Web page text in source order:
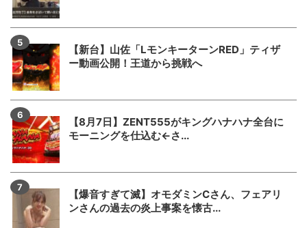
【新台】山佐「LモンキーターンRED」ティザ
ー動画公開！王道から挑戦へ
【8月7日】ZENT555がキングハナハナ全台に
モーニングを仕込む←さ...
【爆音すぎて滅】オモダミンCさん、フェアリ
ンさんの過去の炎上事案を懐古...